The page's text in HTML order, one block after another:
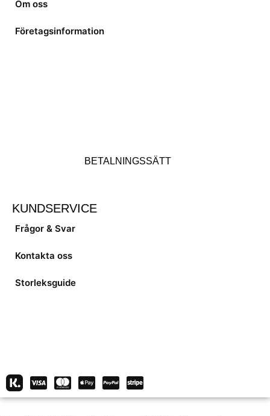
Om oss
Företagsinformation
BETALNINGSSÄTT
KUNDSERVICE
Frågor & Svar
Kontakta oss
Storleksguide